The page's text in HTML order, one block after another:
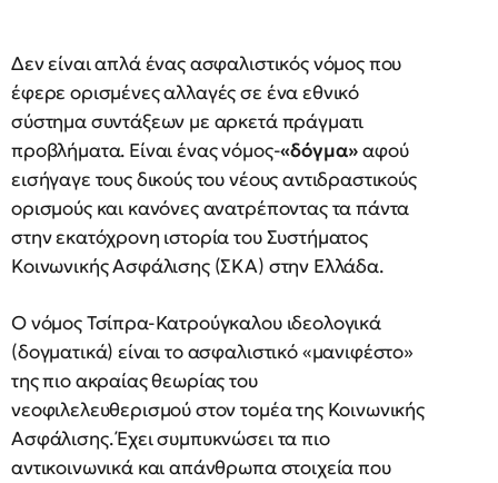
Δεν είναι απλά ένας ασφαλιστικός νόμος που
έφερε ορισμένες αλλαγές σε ένα εθνικό
σύστημα συντάξεων με αρκετά πράγματι
προβλήματα. Είναι ένας νόμος-«δόγμα»αφού
εισήγαγε τους δικούς του νέους αντιδραστικούς
ορισμούς και κανόνες ανατρέποντας τα πάντα
στην εκατόχρονη ιστορία του Συστήματος
Κοινωνικής Ασφάλισης (ΣΚΑ) στην Ελλάδα.
Ο νόμος Τσίπρα-Κατρούγκαλου ιδεολογικά
(δογματικά) είναι το ασφαλιστικό «μανιφέστο»
της πιο ακραίας θεωρίας του
νεοφιλελευθερισμού στον τομέα της Κοινωνικής
Ασφάλισης. Έχει συμπυκνώσει τα πιο
αντικοινωνικά και απάνθρωπα στοιχεία που